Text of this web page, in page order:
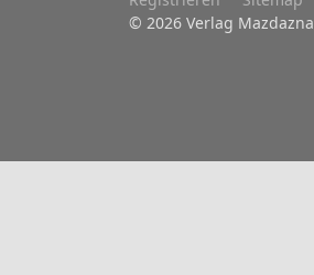
© 2026 Verlag